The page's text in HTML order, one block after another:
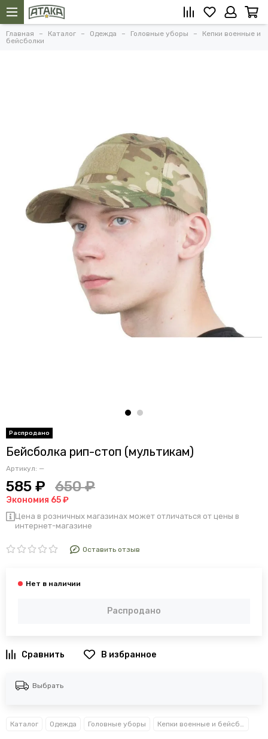
Главная Каталог Одежда Головные уборы
Кепки военные и
бейсболки
Бейсболка рип-стоп (мультикам)
Артикул: —
585 ₽ 650 ₽
Экономия 65 ₽
Цена в розничных магазинах может отличаться от цены в
интернет-магазине
Оставить отзыв
Распродано
В избранное
Выбрать
Каталог Одежда Головные уборы Кепки военные и бейсболки